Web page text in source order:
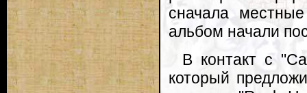
сначала
альбом начали
В контакт с
который